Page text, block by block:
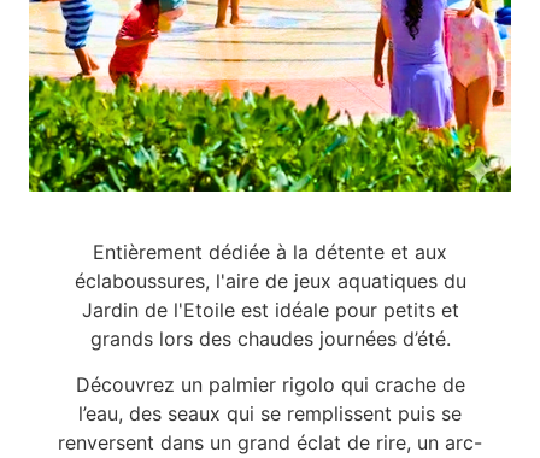
Entièrement dédiée à la détente et aux
éclaboussures, l'aire de jeux aquatiques du
Jardin de l'Etoile est idéale pour petits et
grands lors des chaudes journées d’été.
Découvrez un palmier rigolo qui crache de
l’eau, des seaux qui se remplissent puis se
renversent dans un grand éclat de rire, un arc-